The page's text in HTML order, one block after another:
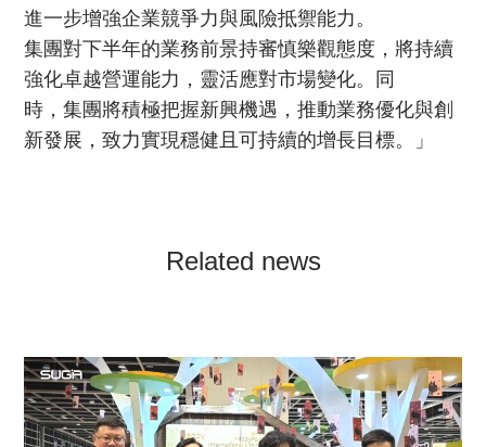
進一步增強企業競爭力與風險抵禦能力。
集團對下半年的業務前景持審慎樂觀態度，將持續
強化卓越營運能力，靈活應對市場變化。同
時，集團將積極把握新興機遇，推動業務優化與創
新發展，致力實現穩健且可持續的增長目標。」
Related news